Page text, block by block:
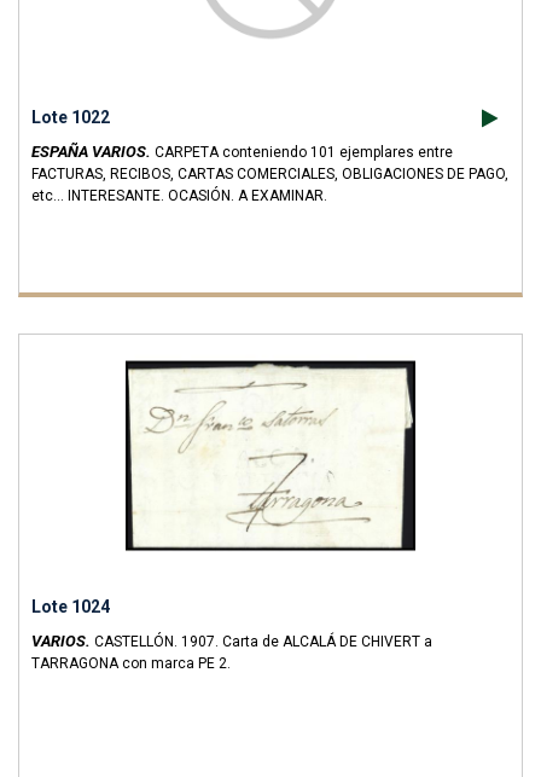
Lote 1022
ESPAÑA VARIOS. CARPETA conteniendo 101 ejemplares entre
FACTURAS, RECIBOS, CARTAS COMERCIALES, OBLIGACIONES DE PAGO,
etc... INTERESANTE. OCASIÓN. A EXAMINAR.
Lote 1024
VARIOS. CASTELLÓN. 1907. Carta de ALCALÁ DE CHIVERT a
TARRAGONA con marca PE 2.